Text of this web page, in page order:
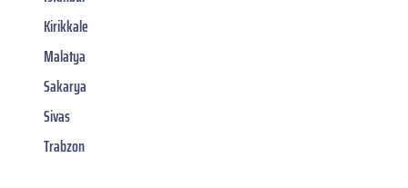
Kirikkale
Malatya
Sakarya
Sivas
Trabzon